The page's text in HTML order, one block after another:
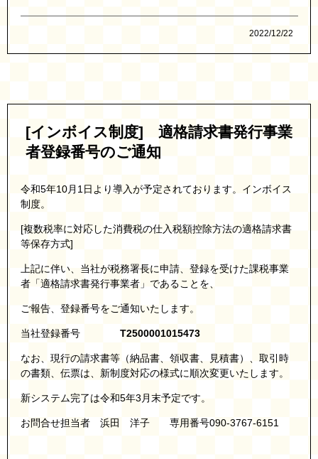
2022/12/22
[インボイス制度] 適格請求書発行事業
者登録番号のご通知
令和5年10月1日より導入が予定されております。インボイス
制度。
[複数税率に対応した消費税の仕入税額控除方法の適格請求書
等保存方式]
上記に伴い、当社が税務署長に申請、登録を受けた課税事業
者「適格請求書発行事業者」であることを、
ご報告、登録番号をご通知いたします。
当社登録番号 T2500001015473
なお、現行の請求書等（納品書、領収書、見積書）、取引時
の書類、伝票は、新制度対応の様式に順次変更いたします。
新システム完了は令和5年3月末予定です。
お問合せ担当者 浜田 洋子 専用番号090-3767-6151